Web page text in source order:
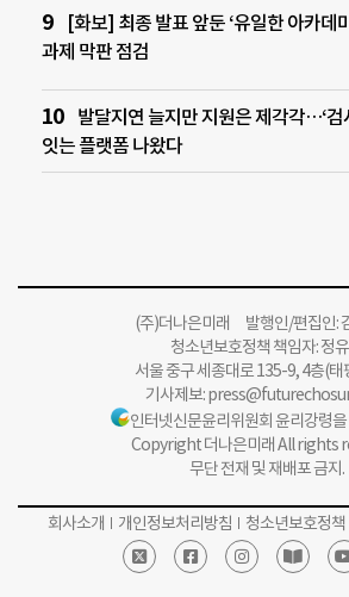
[화보] 최종 발표 앞둔 ‘유일한 아카데
과제 막판 점검
발달지연 늘지만 지원은 제각각…‘검
잇는 플랫폼 나왔다
(주)더나은미래 발행인/편집인:
청소년보호정책 책임자: 정
서울 중구 세종대로 135-9, 4층(태
기사제보:
인터넷신문윤리위원회 윤리강령
Copyright 더나은미래 All rights
무단 전재 및 재배포 금지.
회사소개 개인정보처리방침 청소년보호정책